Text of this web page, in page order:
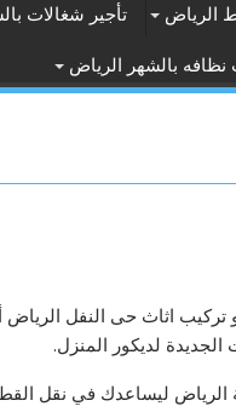
الرياض تأجير شغالات
نظافه بالشهر الرياض
تركيب اثاث حى النفل الرياض
لديكور المنزل.
ليساعدك في نقل القطع